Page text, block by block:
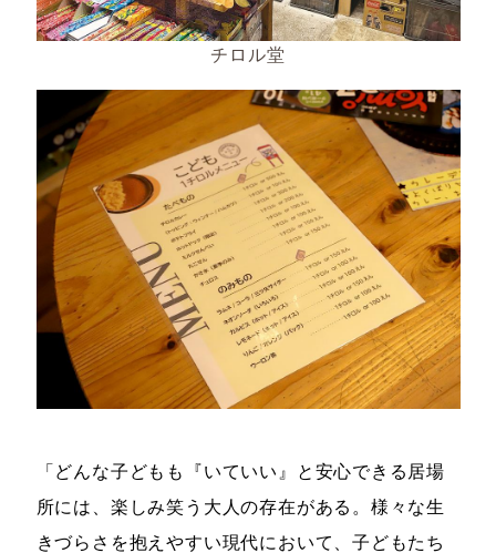
チロル堂
「どんな子どもも『いていい』と安心できる居場
所には、楽しみ笑う大人の存在がある。様々な生
きづらさを抱えやすい現代において、子どもたち